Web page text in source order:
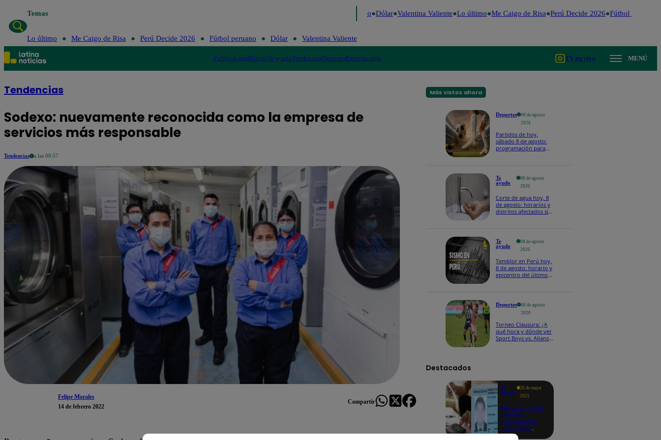
Temas Dólar Valentina Valiente Lo último Me Caigo de Risa Perú Decide 2026 Fútbol peruano
Lo último Me Caigo de Risa Perú Decide 2026 Fútbol peruano Dólar Valentina Valiente
PolíticaLimaMundoTe ayudoTendenciasDeportesEspectáculos TV en vivo MENÚ
Tendencias
Sodexo: nuevamente reconocida como la empresa de
servicios más responsable
Tendencias a las 00:57
Felipe Morales
14 de febrero 2022
Compartir
Más vistos ahora
Deportes
08 de agosto
2026
Partidos de hoy,
sábado 8 de agosto:
programación para
Te
ayudo
08 de agosto
2026
Corte de agua hoy, 8
de agosto: horarios y
distritos afectados sin
Te
ayudo
08 de agosto
2026
Temblor en Perú hoy,
8 de agosto: horario y
epicentro del último
Deportes
08 de agosto
2026
Torneo Clausura: ¿A
qué hora y dónde ver
Sport Boys vs. Alianza
Destacados
Te
ayudo
26 de mayo
2025
Revisa si tienes
deudas
consultando
con tu DNI:
aquí los